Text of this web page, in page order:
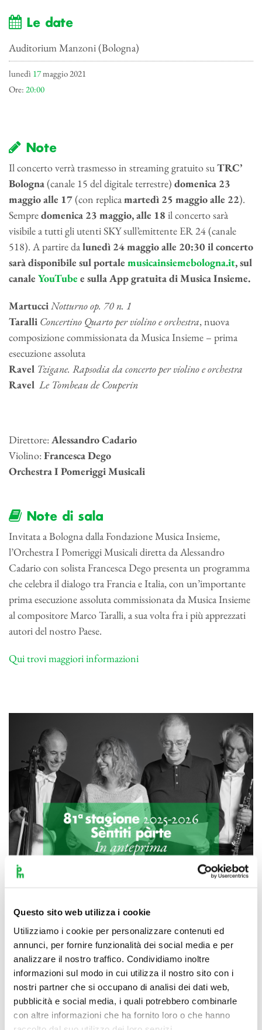
Questo sito web utilizza i cookie
Utilizziamo i cookie per personalizzare contenuti ed
annunci, per fornire funzionalità dei social media e per
analizzare il nostro traffico. Condividiamo inoltre
informazioni sul modo in cui utilizza il nostro sito con i
nostri partner che si occupano di analisi dei dati web,
pubblicità e social media, i quali potrebbero combinarle
con altre informazioni che ha fornito loro o che hanno
Le date
Auditorium Manzoni (Bologna)
lunedì 17maggio 2021
Ore: 20:00
Note
Il concerto verrà trasmesso in streaming gratuito suTRC’
Bologna(canale 15 del digitale terrestre) domenica 23
maggio alle 17(con replicamartedì 25 maggioalle 22).
Sempredomenica 23 maggio, alle 18 il concerto sarà
visibile a tutti gli utenti SKY sull’emittente ER 24 (canale
518). A partire dalunedì 24 maggio alle 20:30 il concerto
sarà disponibile sul portale musicainsiemebologna.it, sul
canale YouTube e sulla App gratuita di Musica Insieme.
MartucciNotturno op. 70 n. 1
Taralli Concertino Quarto per violino e orchestra, nuova
composizione commissionata da Musica Insieme – prima
esecuzione assoluta
Ravel Tzigane. Rapsodia da concerto per violino e orchestra
Ravel Le Tombeau de Couperin
Direttore:Alessandro Cadario
Violino:Francesca Dego
Orchestra I Pomeriggi Musicali
Note di sala
Invitata a Bologna dalla Fondazione Musica Insieme,
l’Orchestra I Pomeriggi Musicali diretta da Alessandro
Cadario con solista Francesca Dego presenta un programma
che celebra il dialogo tra Francia e Italia, con un’importante
prima esecuzione assoluta commissionata da Musica Insieme
al compositore Marco Taralli, a sua volta fra i più apprezzati
autori del nostro Paese.
Qui trovi maggiori informazioni
Scopri di più